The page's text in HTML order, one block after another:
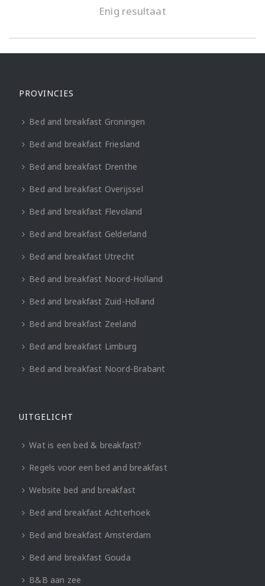
Enig resultaat
PROVINCIES
Bed and breakfast Groningen
Bed and breakfast Friesland
Bed and breakfast Drenthe
Bed and breakfast Overijssel
Bed and breakfast Flevoland
Bed and breakfast Gelderland
Bed and breakfast Utrecht
Bed and breakfast Noord-Holland
Bed and breakfast Zuid-Holland
Bed and breakfast Zeeland
Bed and breakfast Limburg
Bed and breakfast Noord-Brabant
UITGELICHT
Wat is een bed & breakfast?
Regels voor een bed and breakfast
Website bed and breakfast
Bed and breakfast Achterhoek
Bed and breakfast Amsterdam
Bed and breakfast Gouda
B&B aan zee